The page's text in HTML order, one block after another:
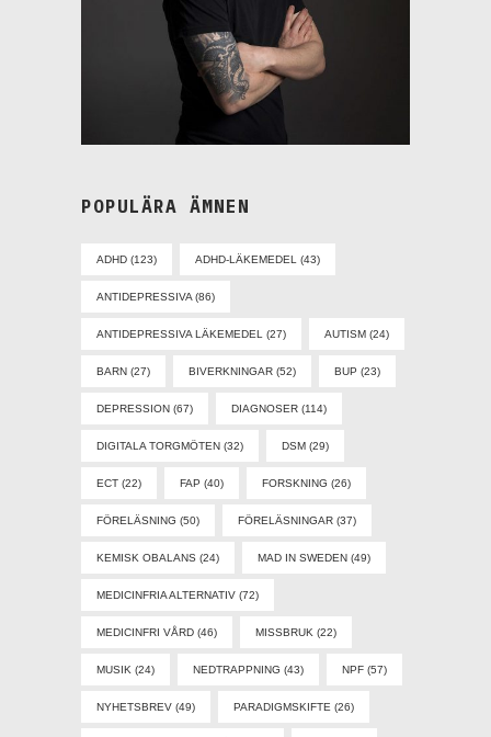
POPULÄRA ÄMNEN
ADHD (123) ADHD-LÄKEMEDEL (43)
ANTIDEPRESSIVA (86)
ANTIDEPRESSIVA LÄKEMEDEL (27) AUTISM (24)
BARN (27) BIVERKNINGAR (52) BUP (23)
DEPRESSION (67) DIAGNOSER (114)
DIGITALA TORGMÖTEN (32) DSM (29)
ECT (22) FAP (40) FORSKNING (26)
FÖRELÄSNING (50) FÖRELÄSNINGAR (37)
KEMISK OBALANS (24) MAD IN SWEDEN (49)
MEDICINFRIA ALTERNATIV (72)
MEDICINFRI VÅRD (46) MISSBRUK (22)
MUSIK (24) NEDTRAPPNING (43) NPF (57)
NYHETSBREV (49) PARADIGMSKIFTE (26)